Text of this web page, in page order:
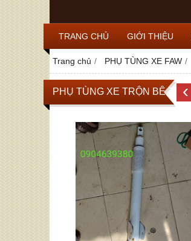
TRANG CHỦ GIỚI THIỆU
Trang chủ PHỤ TÙNG XE FAW
PHỤ TÙNG XE TRỘN BÊ TÔNG
‹